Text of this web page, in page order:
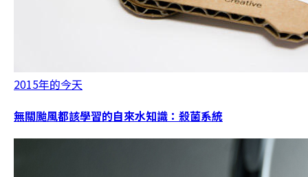
2015年的今天
無關颱風都該學習的自來水知識：殺菌系統